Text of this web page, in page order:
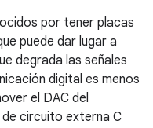
por tener placas
puede dar lugar a
degrada las señales
digital es menos
el DAC del
circuito externa C